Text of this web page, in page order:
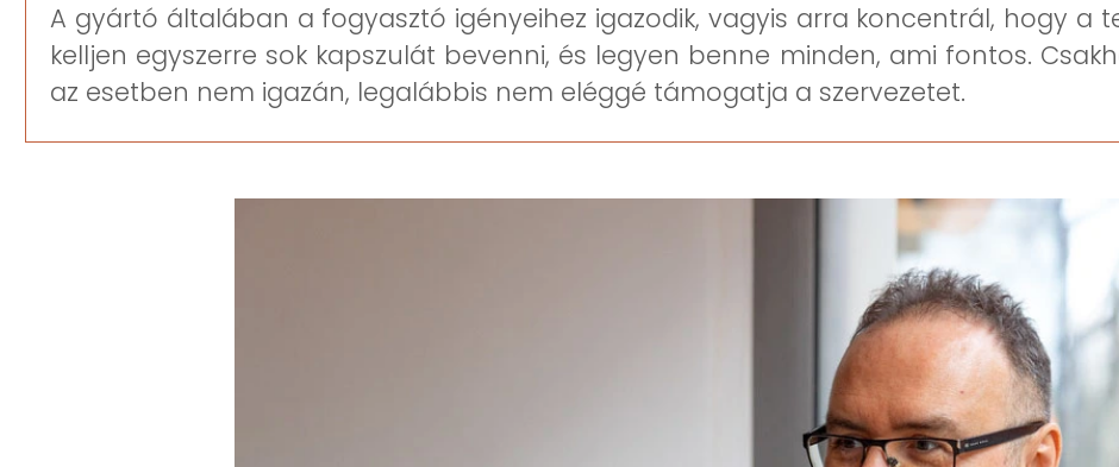
A gyártó általában a fogyasztó igényeihez igazodik, vagyis arra koncentrál, hogy a
kelljen egyszerre sok kapszulát bevenni, és legyen benne minden, ami fontos.
az esetben nem igazán, legalábbis nem eléggé támogatja a szervezetet.